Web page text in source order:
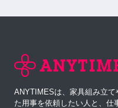
ANYTIMESは、家具組み立
た用事を依頼したい人と、仕